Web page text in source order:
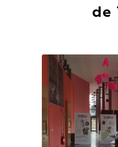
de